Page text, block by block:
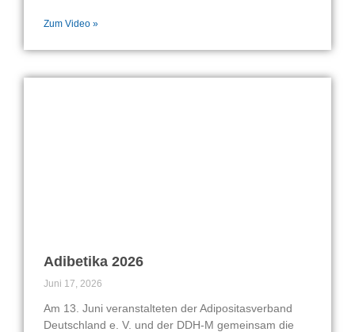
Zum Video »
Adibetika 2026
Juni 17, 2026
Am 13. Juni veranstalteten der Adipositasverband
Deutschland e. V. und der DDH-M gemeinsam die